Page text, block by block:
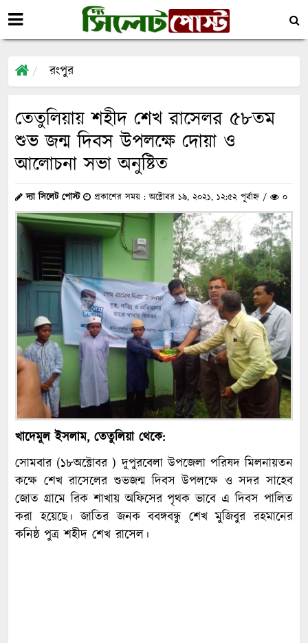
রংপুর
তেতুলিয়ায় শহীদ শেখ রাসেলর ৫৮তম
শুভ জন্ম দিবস উপলক্ষে দোয়া ও
আলোচনা সভা অনুষ্টিত
দ্যা সিলেট পোস্ট প্রকাশের সময় : অক্টোবর ১৯, ২০২১, ১২:৫২ পূর্বাহ্ন / ০
খাদেমুল ইসলাম, তেতুলিয়া থেকে:
সোমবার (১৮অক্টোবর ) দুপুরবেলা উপজেলা পরিষদ মিলনায়তন
কক্ষে শেখ রাসেলের শুভজন্ম দিবস উপলক্ষে ও সদর সাহেব
জোত গ্রামে রিক শাখায় অফিসের পৃথক ভাবে এ দিবস পালিত
করা হয়েছে। জাতির জনক ববঙ্গবন্ধু শেখ মুজিবুর রহমানের
কনিষ্ঠ পুত্র শহীদ শেখ রাসেল।